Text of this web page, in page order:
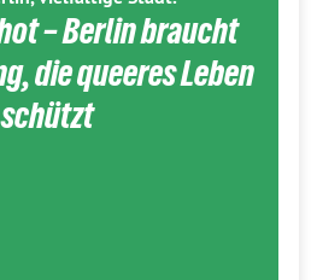
– Berlin braucht
die queeres Leben
schützt